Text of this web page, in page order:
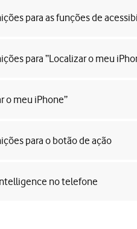
para as funções de
para “Localizar o meu
o meu iPhone”
para o botão de ação
no telefone